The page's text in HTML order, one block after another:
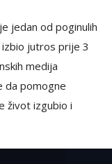
jedan od poginulih
izbio jutros prije 3
medija
da pomogne
život izgubio i